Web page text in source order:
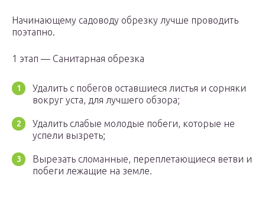
Начинающему садоводу обрезку лучше проводить
поэтапно.
1 этап — Санитарная обрезка
Удалить с побегов оставшиеся листья и сорняки
вокруг уста, для лучшего обзора;
Удалить слабые молодые побеги, которые не
успели вызреть;
Вырезать сломанные, переплетающиеся ветви и
побеги лежащие на земле.